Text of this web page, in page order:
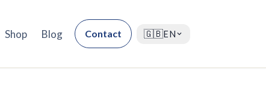
Shop Blog Contact 🇬🇧EN